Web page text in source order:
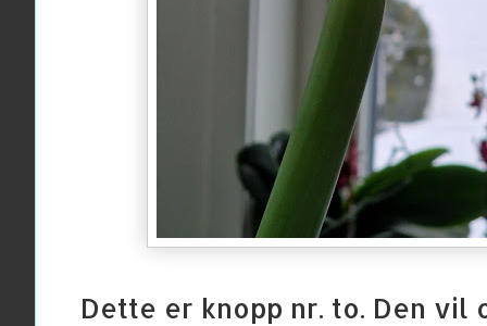
Dette er knopp nr. to. Den vil